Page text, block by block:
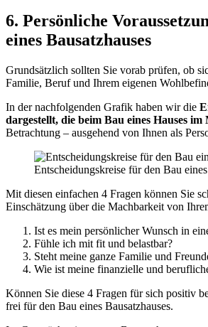
6. Persönliche
eines Bausatzhauses
Grundsätzlich sollten Sie vorab prüfen, ob
Familie, Beruf und Ihrem eigenen
In der nachfolgenden Grafik haben wir die
dargestellt, die beim Bau eines Hauses
Betrachtung – ausgehend von Ihnen als
Entscheidungskreise für den Bau
Mit diesen einfachen 4 Fragen können Sie
Einschätzung über die Machbarkeit von
Ist es mein persönlicher Wunsch in
Fühle ich mit fit und belastbar?
Steht meine ganze Familie und
Wie ist meine finanzielle und
Können Sie diese 4 Fragen für sich positiv
frei für den Bau eines Bausatzhauses.